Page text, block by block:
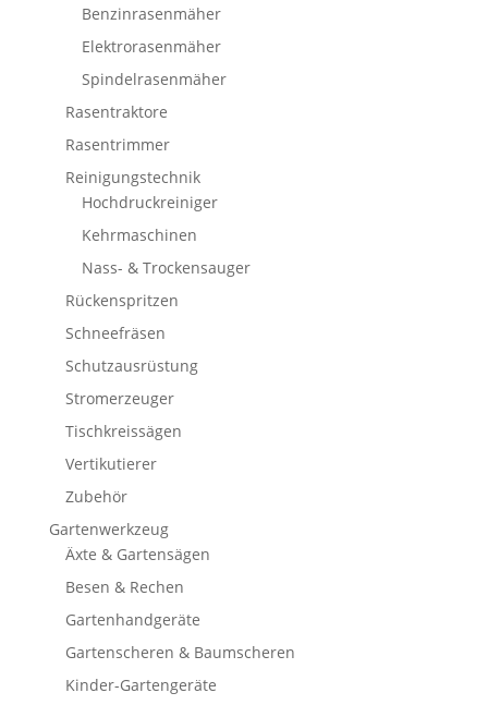
Benzinrasenmäher
Elektrorasenmäher
Spindelrasenmäher
Rasentraktore
Rasentrimmer
Reinigungstechnik
Hochdruckreiniger
Kehrmaschinen
Nass- & Trockensauger
Rückenspritzen
Schneefräsen
Schutzausrüstung
Stromerzeuger
Tischkreissägen
Vertikutierer
Zubehör
Gartenwerkzeug
Äxte & Gartensägen
Besen & Rechen
Gartenhandgeräte
Gartenscheren & Baumscheren
Kinder-Gartengeräte